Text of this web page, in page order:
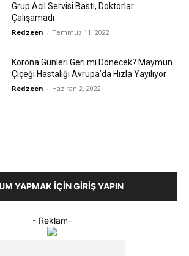
Grup Acil Servisi Bastı, Doktorlar
Çalışamadı
Redzeen - Temmuz 11, 2022
Korona Günleri Geri mi Dönecek? Maymun
Çiçeği Hastalığı Avrupa’da Hızla Yayılıyor
Redzeen - Haziran 2, 2022
YAPMAK İÇIN GIRIŞ YAPIN
- Reklam-